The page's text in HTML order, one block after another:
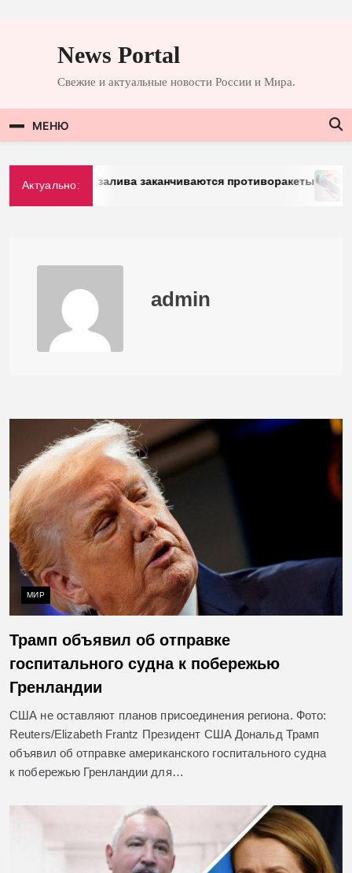
содержимомуNews Portal
Свежие и актуальные новости России и Мира.
МЕНЮ
Актуально:залива заканчиваются противоракеты
admin
МИР
Трамп объявил об отправке
госпитального судна к побережью
Гренландии
США не оставляют планов присоединения региона. Фото:
Reuters/Elizabeth Frantz Президент США Дональд Трамп
объявил об отправке американского госпитального судна
к побережью Гренландии для…